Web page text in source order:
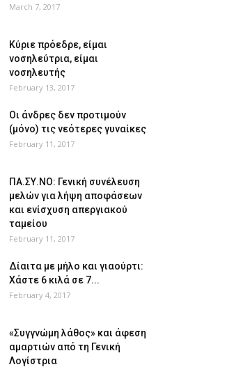
March 7, 2017
Κύριε πρόεδρε, είμαι
νοσηλεύτρια, είμαι
νοσηλευτής
February 13, 2017
Οι άνδρες δεν προτιμούν
(μόνο) τις νεότερες γυναίκες
February 11, 2017
ΠΑ.ΣΥ.ΝΟ: Γενική συνέλευση
μελών για λήψη αποφάσεων
και ενίσχυση απεργιακού
ταμείου
February 11, 2017
Δίαιτα με μήλο και γιαούρτι:
Χάστε 6 κιλά σε 7...
February 4, 2017
«Συγγνώμη λάθος» και άφεση
αμαρτιών από τη Γενική
Λογίστρια